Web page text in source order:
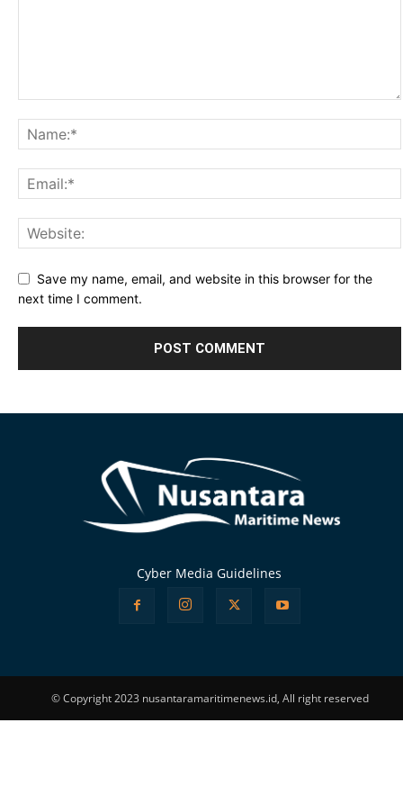
Save my name, email, and website in this browser for the
next time I comment.
Cyber Media Guidelines
© Copyright 2023 nusantaramaritimenews.id, All right reserved